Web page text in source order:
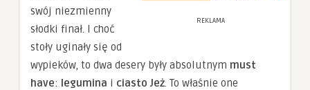
REKLAMA
swój niezmienny
słodki finał. I choć
stoły uginały się od
wypieków, to dwa desery były absolutnym must
have: legumina i ciasto Jeż. To właśnie one